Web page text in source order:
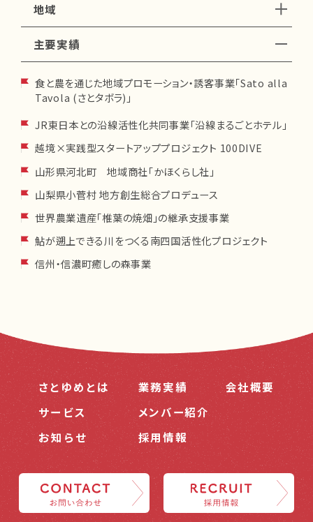
地域愛着形成（シビックプ
ライド）(1)
コミュニティ形成(2)
(5)
森林(6)
ツアー造成(8)
ローカル人材(10)
観光(14)
企業連携(7)
ソーシャルムーブメント(5)
地域
香川県(1)
福島県(2)
宮崎県(5)
主要実績
食と農を通じた地域プロモーション・誘客事業「Sato alla
Tavola (さとタボラ)」
JR東日本との沿線活性化共同事業「沿線まるごとホテル」
越境×実践型スタートアッププロジェクト 100DIVE
山形県河北町 地域商社「かほくらし社」
山梨県小菅村 地方創生総合プロデュース
世界農業遺産「椎葉の焼畑」の継承支援事業
鮎が遡上できる川をつくる南四国活性化プロジェクト
信州・信濃町癒しの森事業
さとゆめとは
サービス
お知らせ
業務実績
メンバー紹介
採用情報
会社概要